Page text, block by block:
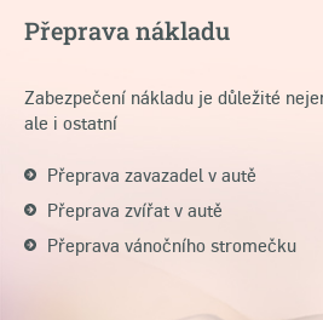
Přeprava nákladu
Zabezpečení nákladu je důležité
ale i ostatní
Přeprava zavazadel v autě
Přeprava zvířat v autě
Přeprava vánočního stromečku